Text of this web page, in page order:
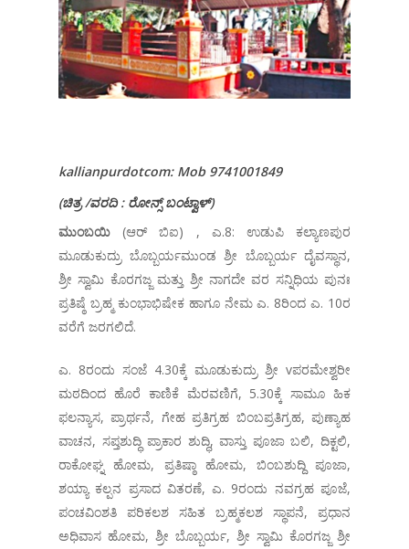
kallianpurdotcom: Mob 9741001849
(ಚಿತ್ರ/ವರದಿ: ರೋನ್ಸ್ ಬಂಟ್ವಾಳ್)
ಮುಂಬಯಿ (ಆರ್ ಬಿಐ) , ಎ.8: ಉಡುಪಿ ಕಲ್ಯಾಣಪುರ
ಮೂಡುಕುದ್ರು ಬೊಬ್ಬರ್ಯಮುಂಡ ಶ್ರೀ ಬೊಬ್ಬರ್ಯ ದೈವಸ್ಥಾನ,
ಶ್ರೀ ಸ್ವಾಮಿ ಕೊರಗಜ್ಜ ಮತ್ತು ಶ್ರೀ ನಾಗದೇ ವರ ಸನ್ನಿಧಿಯ ಪುನಃ
ಪ್ರತಿಷ್ಠೆ ಬ್ರಹ್ಮ ಕುಂಭಾಭಿಷೇಕ ಹಾಗೂ ನೇಮ ಎ. 8ರಿಂದ ಎ. 10ರ
ವರೆಗೆ ಜರಗಲಿದೆ.
ಎ. 8ರಂದು ಸಂಜೆ 4.30ಕ್ಕೆ ಮೂಡುಕುದ್ರು ಶ್ರೀ vಪರಮೇಶ್ವರೀ
ಮಠದಿಂದ ಹೊರೆ ಕಾಣಿಕೆ ಮೆರವಣಿಗೆ, 5.30ಕ್ಕೆ ಸಾಮೂ ಹಿಕ
ಫಲನ್ಯಾಸ, ಪ್ರಾರ್ಥನೆ, ಗೇಹ ಪ್ರತಿಗ್ರಹ ಬಿಂಬಪ್ರತಿಗ್ರಹ, ಪುಣ್ಯಾಹ
ವಾಚನ, ಸಪ್ತಶುದ್ಧಿ ಪ್ರಾಕಾರ ಶುದ್ಧಿ, ವಾಸ್ತು ಪೂಜಾ ಬಲಿ, ದಿಕ್ಟಲಿ,
ರಾಕೋಘ್ನ ಹೋಮ, ಪ್ರತಿಷ್ಠಾ ಹೋಮ, ಬಿಂಬಶುದ್ದಿ ಪೂಜಾ,
ಶಯ್ಯಾ ಕಲ್ಪನ ಪ್ರಸಾದ ವಿತರಣೆ, ಎ. 9ರಂದು ನವಗ್ರಹ ಪೂಜೆ,
ಪಂಚವಿಂಶತಿ ಪರಿಕಲಶ ಸಹಿತ ಬ್ರಹ್ಮಕಲಶ ಸ್ಥಾಪನೆ, ಪ್ರಧಾನ
ಅಧಿವಾಸ ಹೋಮ, ಶ್ರೀ ಬೊಬ್ಬರ್ಯ, ಶ್ರೀ ಸ್ವಾಮಿ ಕೊರಗಜ್ಜ ಶ್ರೀ